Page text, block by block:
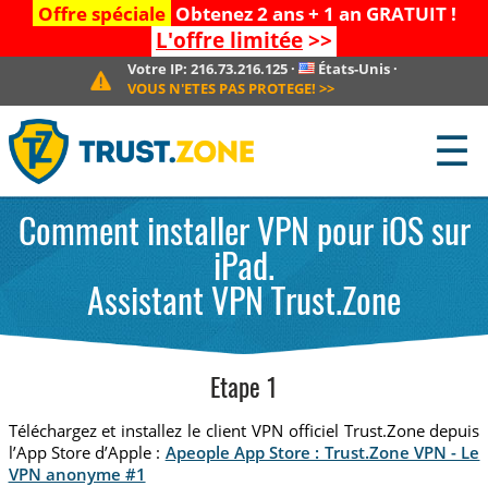
Offre spéciale Obtenez 2 ans + 1 an GRATUIT !
L'offre limitée>>
Votre IP: 216.73.216.125· États-Unis ·
VOUS N'ETES PAS PROTEGE! >>
☰
Comment installer VPN pour iOS sur
iPad.
Assistant VPN Trust.Zone
Etape 1
Téléchargez et installez le client VPN officiel Trust.Zone depuis
l’App Store d’Apple : Apeople App Store : Trust.Zone VPN - Le
VPN anonyme #1